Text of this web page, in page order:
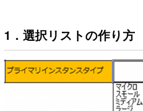
1．選択リストの作り方